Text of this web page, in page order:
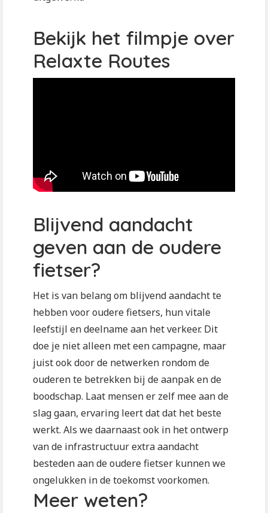
Bekijk het filmpje over
Relaxte Routes
Blijvend aandacht
geven aan de oudere
fietser?
Het is van belang om blijvend aandacht te
hebben voor oudere fietsers, hun vitale
leefstijl en deelname aan het verkeer. Dit
doe je niet alleen met een campagne, maar
juist ook door de netwerken rondom de
ouderen te betrekken bij de aanpak en de
boodschap. Laat mensen er zelf mee aan de
slag gaan, ervaring leert dat dat het beste
werkt. Als we daarnaast ook in het ontwerp
van de infrastructuur extra aandacht
besteden aan de oudere fietser kunnen we
ongelukken in de toekomst voorkomen.
Meer weten?